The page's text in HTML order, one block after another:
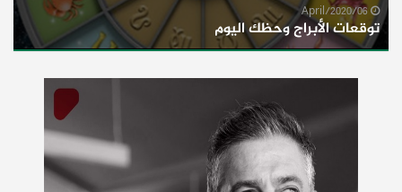
توقعات الأبراج وحظك اليوم